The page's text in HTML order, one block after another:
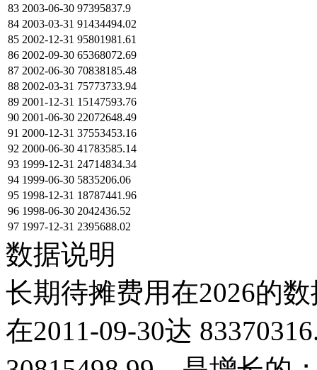
83 2003-06-30 97395837.9
84 2003-03-31 91434494.02
85 2002-12-31 95801981.61
86 2002-09-30 65368072.69
87 2002-06-30 70838185.48
88 2002-03-31 75773733.94
89 2001-12-31 15147593.76
90 2001-06-30 22072648.49
91 2000-12-31 37553453.16
92 2000-06-30 41783585.14
93 1999-12-31 24714834.34
94 1999-06-30 5835206.06
95 1998-12-31 18787441.96
96 1998-06-30 2042436.52
97 1997-12-31 2395688.02
数据说明
长期待摊费用在2026的
在2011-09-30达